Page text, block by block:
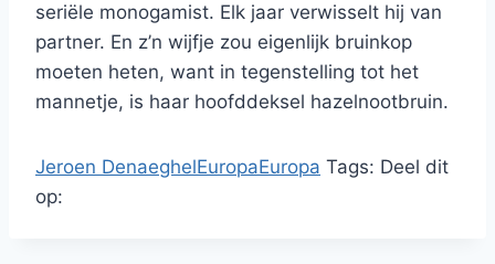
seriële monogamist. Elk jaar verwisselt hij van
partner. En z’n wijfje zou eigenlijk bruinkop
moeten heten, want in tegenstelling tot het
mannetje, is haar hoofddeksel hazelnootbruin.
Jeroen DenaeghelEuropaEuropa Tags: Deel dit
op: